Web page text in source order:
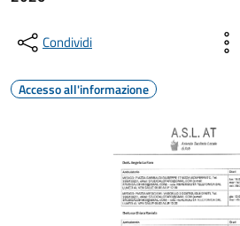
Condividi
Accesso all'informazione